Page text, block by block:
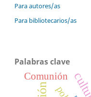
Para autores/as
Para bibliotecarios/as
Palabras clave
Comunión